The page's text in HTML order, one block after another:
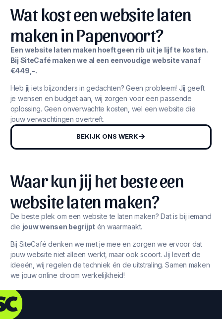
Wat kost een website laten
maken in Papenvoort?
Een website laten maken hoeft geen rib uit je lijf te kosten.
Bij SiteCafé maken we al een eenvoudige website vanaf
€449,-.
Heb jij iets bijzonders in gedachten? Geen probleem! Jij geeft
je wensen en budget aan, wij zorgen voor een passende
oplossing. Geen onverwachte kosten, wel een website die
jouw verwachtingen overtreft.
BEKIJK ONS WERK
Waar kun jij het beste een
website laten maken?
De beste plek om een website te laten maken? Dat is bij iemand
die jouw wensen begrijpt én waarmaakt.
Bij SiteCafé denken we met je mee en zorgen we ervoor dat
jouw website niet alleen werkt, maar ook scoort. Jij levert de
ideeën, wij regelen de techniek én de uitstraling. Samen maken
we jouw online droom werkelijkheid!